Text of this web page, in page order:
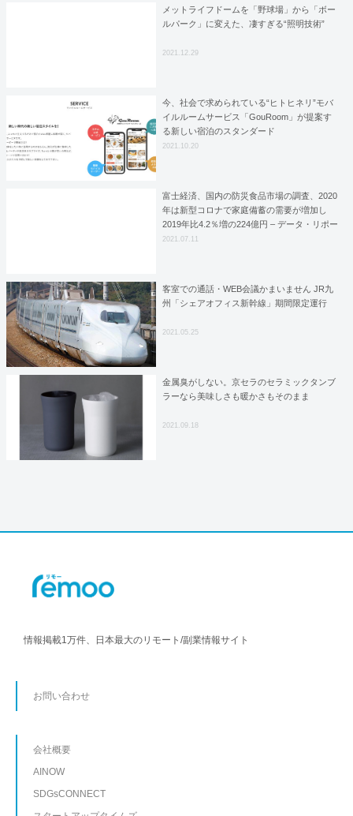
メットライフドームを「野球場」から「ボー
ルパーク」に変えた、凄すぎる“照明技術”
2021.12.29
今、社会で求められている“ヒトヒネリ”モバ
イルルームサービス「GouRoom」が提案す
る新しい宿泊のスタンダード
2021.10.20
富士経済、国内の防災食品市場の調査、2020
年は新型コロナで家庭備蓄の需要が増加し
2019年比4.2％増の224億円 – データ・リポー
ト
2021.07.11
客室での通話・WEB会議かまいません JR九
州「シェアオフィス新幹線」期間限定運行
2021.05.25
金属臭がしない。京セラのセラミックタンブ
ラーなら美味しさも暖かさもそのまま
2021.09.18
情報掲載1万件、日本最大のリモート/副業情報サイト
お問い合わせ
会社概要
AINOW
SDGsCONNECT